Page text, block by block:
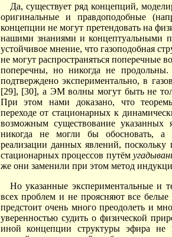
Да, существует ряд концепций,
оригинальные и правдоподобные
концепции не могут претендовать на
нашими знаниями и концептуальными
устойчивое мнение, что газоподобная
не могут распространяться
поперечны, но никогда не
подтверждено экспериментально, в
[29], [30], а ЭМ волны могут быть не
При этом нами доказано, что
переходе от стационарных к
возможным существование указанных
никогда не могли бы обосновать, а
реализации данных явлений,
стационарных процессов путём
же они заменили при этом метод
Но указанные экспериментальные и
всех проблем и не проясняют все
предстоит очень много преодолеть и
уверенностью судить о физической
иной концепции структуры эфира не